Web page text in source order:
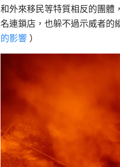
和外來移民等特質相反的團體
名連鎖店，也躲不過示威者的
的影響 ）